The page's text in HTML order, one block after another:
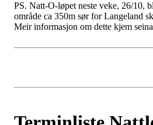
PS. Natt-O-løpet neste veke, 26/10,
område ca 350m sør for Langeland
Meir informasjon om dette kjem